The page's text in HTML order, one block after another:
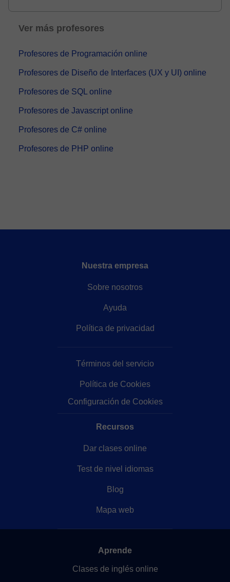
una amplia vocación docente. Cuento con una
Ver más profesores
Profesores de Programación online
Profesores de Diseño de Interfaces (UX y UI) online
Profesores de SQL online
Profesores de Javascript online
Profesores de C# online
Profesores de PHP online
Nuestra empresa
Sobre nosotros
Ayuda
Política de privacidad
Términos del servicio
Política de Cookies
Configuración de Cookies
Recursos
Dar clases online
Test de nivel idiomas
Blog
Mapa web
Aprende
Clases de inglés online